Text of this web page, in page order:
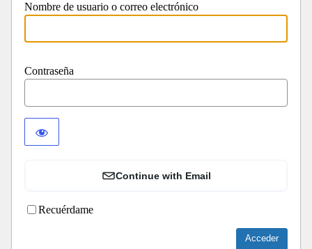
Nombre de usuario o correo electrónico
Contraseña
Continue with Email
Recuérdame